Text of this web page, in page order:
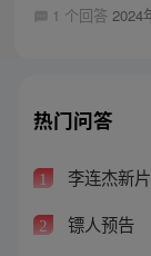
1 个回答 2024
热门问答
1 李连杰新
2 镖人预告